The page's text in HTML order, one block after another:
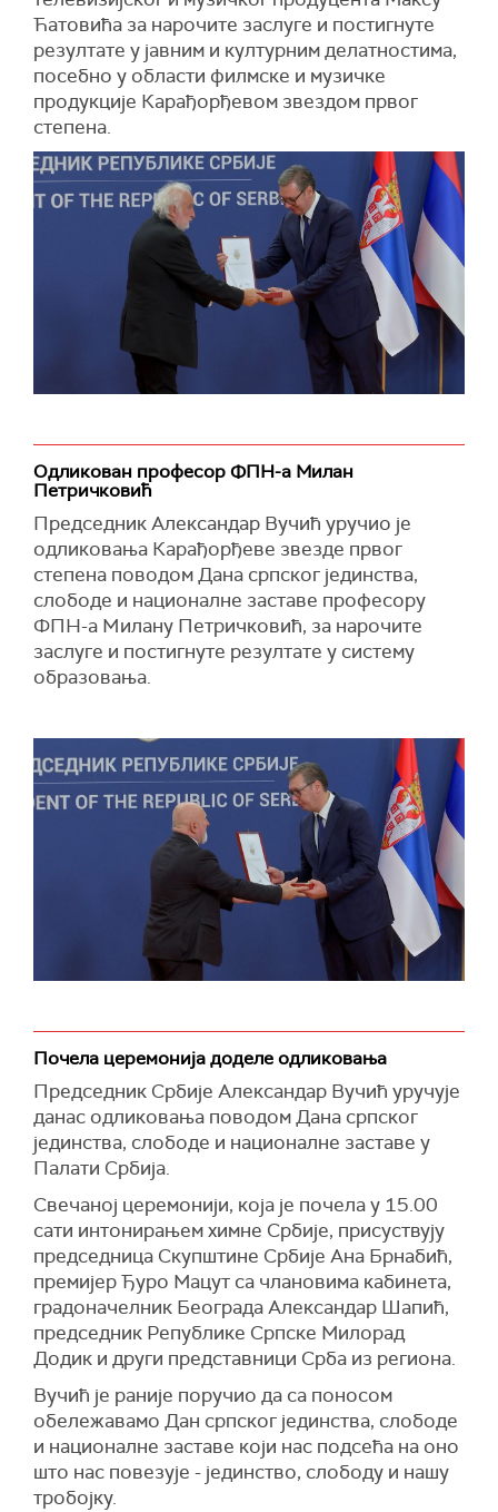
Ћатовића за нарочите заслуге и постигнуте
резултате у јавним и културним делатностима,
посебно у области филмске и музичке
продукције Карађорђевом звездом првог
степена.
Одликован професор ФПН-а Милан
Петричковић
Председник Александар Вучић уручио је
одликовања Карађорђеве звезде првог
степена поводом Дана српског јединства,
слободе и националне заставе професору
ФПН-а Mилану Петричковић, за нарочите
заслуге и постигнуте резултате у систему
образовања.
Почела церемонија доделе одликовања
Председник Србије Александар Вучић уручује
данас одликовања поводом Дана српског
јединства, слободе и националне заставе у
Палати Србија.
Свечаној церемонији, која је почела у 15.00
сати интонирањем химне Србије, присуствују
председница Скупштине Србије Ана Брнабић,
премијер Ђуро Мацут са члановима кабинета,
градоначелник Београда Александар Шапић,
председник Републике Српске Милорад
Додик и други представници Срба из региона.
Вучић је раније поручио да са поносом
обележавамо Дан српског јединства, слободе
и националне заставе који нас подсећа на оно
што нас повезује - јединство, слободу и нашу
тробојку.